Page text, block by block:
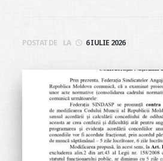
POSTAT DE LA 6 IULIE 2026